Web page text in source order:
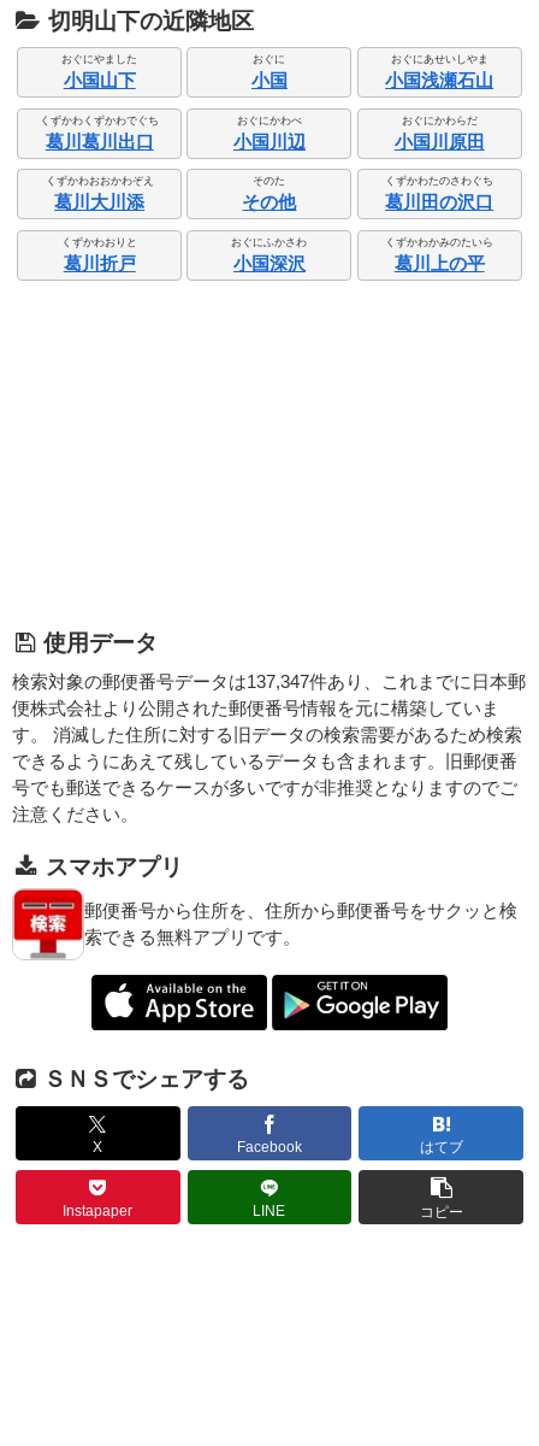
切明山下の近隣地区
おぐにやました
小国山下
おぐに
小国
おぐにあせいしやま
小国浅瀬石山
くずかわくずかわでぐち
葛川葛川出口
おぐにかわべ
小国川辺
おぐにかわらだ
小国川原田
くずかわおおかわぞえ
葛川大川添
そのた
その他
くずかわたのさわぐち
葛川田の沢口
くずかわおりと
葛川折戸
おぐにふかさわ
小国深沢
くずかわかみのたいら
葛川上の平
使用データ
検索対象の郵便番号データは137,347件あり、これまでに日本郵
便株式会社より公開された郵便番号情報を元に構築していま
す。 消滅した住所に対する旧データの検索需要があるため検索
できるようにあえて残しているデータも含まれます。旧郵便番
号でも郵送できるケースが多いですが非推奨となりますのでご
注意ください。
スマホアプリ
郵便番号から住所を、住所から郵便番号をサクッと検
索できる無料アプリです。
ＳＮＳでシェアする
X Facebook はてブ
Instapaper LINE コピー